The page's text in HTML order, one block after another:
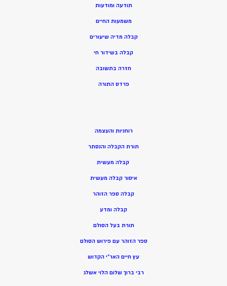
תודעה ומודעות
משמעות החיים
קבלה מדיה שיעורים
קבלה בשידור חי
חזרה בתשובה
פרדס התורה
רוחניות והעצמה
תורת הקבלה והנסתר
קבלה מעשית
איסור קבלה מעשית
קבלה ספר הזוהר
קבלה ומדע
תורת בעל הסולם
ספר הזוהר עם פירוש הסולם
עץ חיים האר”י הקדוש
רבי ברוך שלום הלוי אשלג